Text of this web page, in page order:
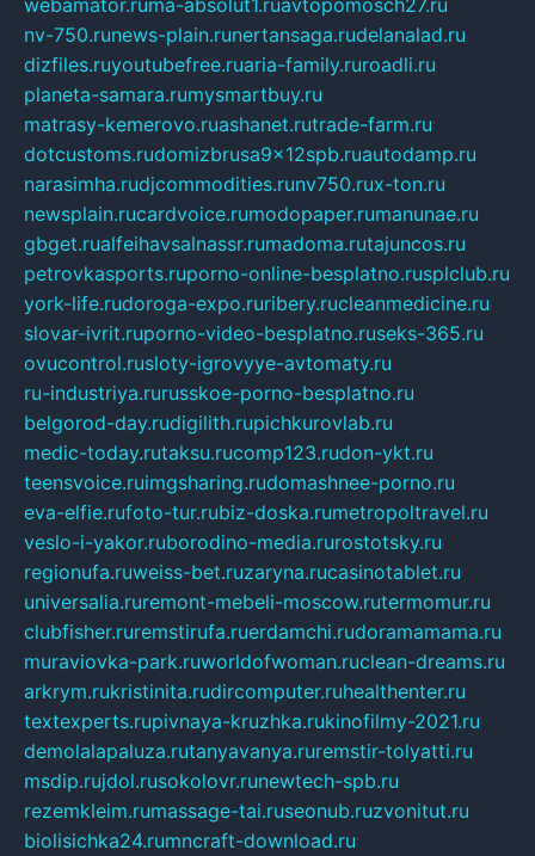
nv-750.runews-plain.runertansaga.rudelanalad.ru
dizfiles.ruyoutubefree.ruaria-family.ruroadli.ru
planeta-samara.rumysmartbuy.ru
matrasy-kemerovo.ruashanet.rutrade-farm.ru
dotcustoms.rudomizbrusa9x12spb.ruautodamp.ru
narasimha.rudjcommodities.runv750.rux-ton.ru
newsplain.rucardvoice.rumodopaper.rumanunae.ru
gbget.rualfeihavsalnassr.rumadoma.rutajuncos.ru
petrovkasports.ruporno-online-besplatno.rusplclub.ru
york-life.rudoroga-expo.ruribery.rucleanmedicine.ru
slovar-ivrit.ruporno-video-besplatno.ruseks-365.ru
ovucontrol.rusloty-igrovyye-avtomaty.ru
ru-industriya.rurusskoe-porno-besplatno.ru
belgorod-day.rudigilith.rupichkurovlab.ru
medic-today.rutaksu.rucomp123.rudon-ykt.ru
teensvoice.ruimgsharing.rudomashnee-porno.ru
eva-elfie.rufoto-tur.rubiz-doska.rumetropoltravel.ru
veslo-i-yakor.ruborodino-media.rurostotsky.ru
regionufa.ruweiss-bet.ruzaryna.rucasinotablet.ru
universalia.ruremont-mebeli-moscow.rutermomur.ru
clubfisher.ruremstirufa.ruerdamchi.rudoramamama.ru
muraviovka-park.ruworldofwoman.ruclean-dreams.ru
arkrym.rukristinita.rudircomputer.ruhealthenter.ru
textexperts.rupivnaya-kruzhka.rukinofilmy-2021.ru
demolalapaluza.rutanyavanya.ruremstir-tolyatti.ru
msdip.rujdol.rusokolovr.runewtech-spb.ru
rezemkleim.rumassage-tai.ruseonub.ruzvonitut.ru
biolisichka24.rumncraft-download.ru